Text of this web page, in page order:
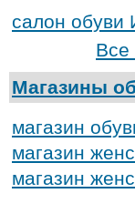
салон обуви
Все
Магазины
магазин
магазин
магазин